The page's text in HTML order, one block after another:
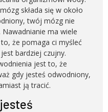
składa się w około
twój mózg nie
Nawadnianie ma wiele
że pomaga ci myśleć
bardziej czujny.
jest to, że
gdy jesteś odwodniony,
ją tracić.